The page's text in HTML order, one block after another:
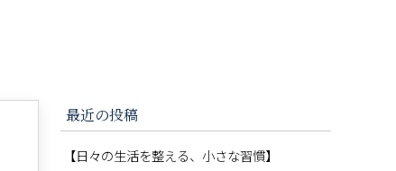
最近の投稿
【日々の生活を整える、小さな習慣】